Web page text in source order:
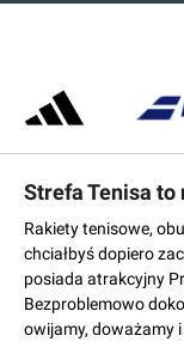
Strefa Tenisa
Rakiety tenisowe,
chciałbyś dopiero
posiada atrakcyjny
Bezproblemowo
owijamy, doważamy